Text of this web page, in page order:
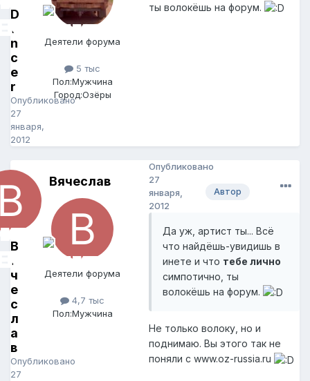
D
a
n
c
e
r
Опубликовано
27
января,
2012
Деятели форума
5 тыс
Пол:Мужчина
Город:Озёры
ты волокёшь на форум.
В
я
ч
е
с
л
а
в
Опубликовано
27
Вячеслав
Деятели форума
4,7 тыс
Пол:Мужчина
Автор
Опубликовано
27
января,
2012
Да уж, артист ты... Всё
что найдёшь-увидишь в
инете и что тебе лично
симпотично, ты
волокёшь на форум.
Не только волоку, но и
поднимаю. Вы этого так не
поняли с www.oz-russia.ru